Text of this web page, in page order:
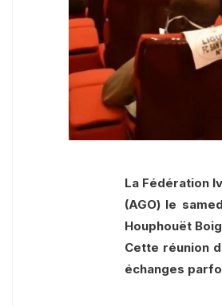
La Fédération
(AGO) le
Houphouët
Cette réunion
échanges